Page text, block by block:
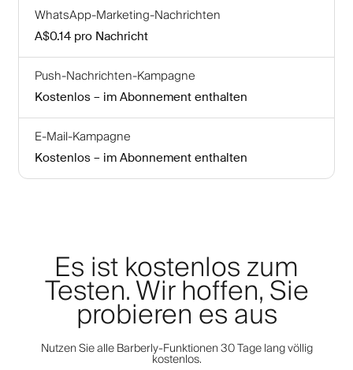
WhatsApp-Marketing-Nachrichten
A$0.14 pro Nachricht
Push-Nachrichten-Kampagne
Kostenlos – im Abonnement enthalten
E-Mail-Kampagne
Kostenlos – im Abonnement enthalten
Es ist kostenlos zum
Testen. Wir hoffen, Sie
probieren es aus
Nutzen Sie alle Barberly-Funktionen 30 Tage lang völlig
kostenlos.